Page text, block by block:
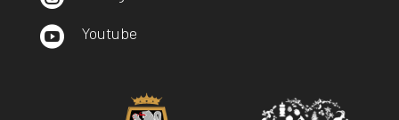
 Youtube